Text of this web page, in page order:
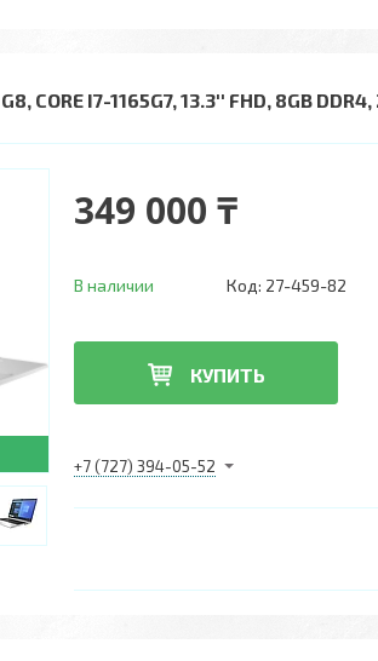
CORE I7-1165G7, 13.3'' FHD, 8GB DDR4,
349 000 ₸
В наличии Код: 27-459-82
КУПИТЬ
+7 (727) 394-05-52